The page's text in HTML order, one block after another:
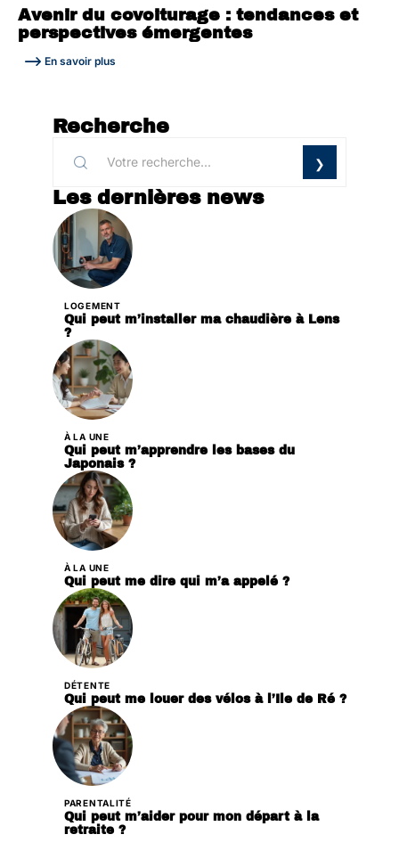
Avenir du covoiturage : tendances et
perspectives émergentes
En savoir plus
Recherche
Les dernières news
LOGEMENT
Qui peut m’installer ma chaudière à Lens
?
À LA UNE
Qui peut m’apprendre les bases du
Japonais ?
À LA UNE
Qui peut me dire qui m’a appelé ?
DÉTENTE
Qui peut me louer des vélos à l’Ile de Ré ?
PARENTALITÉ
Qui peut m’aider pour mon départ à la
retraite ?